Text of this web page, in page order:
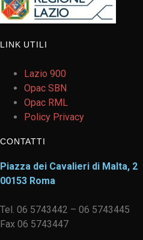
LINK UTILI
Lazio 900
Opac SBN
Opac RML
Policy Privacy
CONTATTI
Piazza dei Cavalieri di Malta, 2
00153 Roma
Tel. 06 5743442 – 06 5743445
Fax 06 5743447